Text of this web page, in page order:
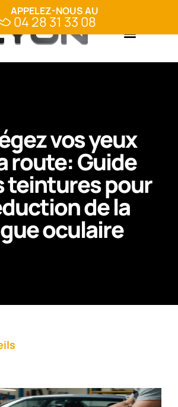
vos yeux
route: Guide
teintures pour
de la
oculaire
APPELEZ-NOUS AU
04 28 31 33 08